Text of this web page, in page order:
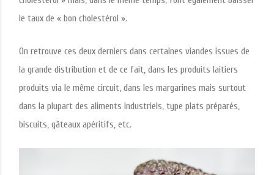
le taux de « bon cholestérol ».
On retrouve ces deux derniers dans certaines viandes issues de
la grande distribution et de ce fait, dans les produits laitiers
produits via le même circuit, dans les margarines mais surtout
dans la plupart des aliments industriels, type plats préparés,
biscuits, gâteaux apéritifs, etc.